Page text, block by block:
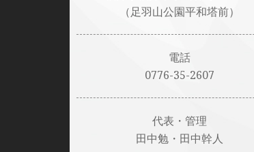
（足羽山公園平和塔前）
電話
0776-35-2607
代表・管理
田中勉・田中幹人